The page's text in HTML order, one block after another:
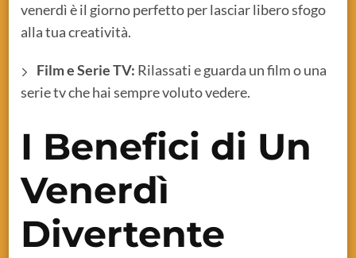
venerdì è il giorno perfetto per lasciar libero sfogo
alla tua creatività.
Film e Serie TV: Rilassati e guarda un film o una
serie tv che hai sempre voluto vedere.
I Benefici di Un
Venerdì
Divertente